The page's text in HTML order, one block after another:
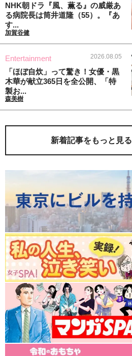
NHK朝ドラ『風、薫る』の威厳あ
る病院長は筒井道隆（55）。『あ
す...
加賀谷健
Entertainment 2026.08.05
「ほぼ自炊」って驚き！女優・黒
木華が献立365日を全公開、「特
製お...
森美樹
新着記事をもっと見る